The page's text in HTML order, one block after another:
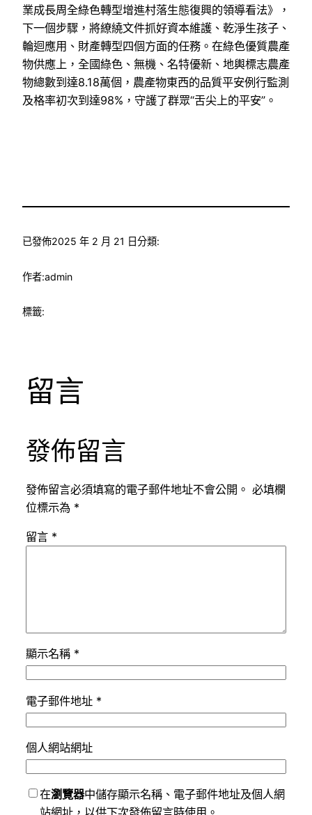
業成長周全綠色轉型增進村落生態復興的領導看法》，
下一個步驟，將繚繞文件抓好資本維護、乾淨生孩子、
輪迴應用、財產轉型四個方面的任務。在綠色優質農產
物供應上，全國綠色、無機、名特優新、地輿標志農產
物總數到達8.18萬個，農產物東西的品質平安例行監測
及格率初次到達98%，守護了群眾“舌尖上的平安”。
已發佈2025 年 2 月 21 日分類:
作者:admin
標籤:
留言
發佈留言
發佈留言必須填寫的電子郵件地址不會公開。 必填欄
位標示為 *
留言 *
顯示名稱 *
電子郵件地址 *
個人網站網址
在瀏覽器中儲存顯示名稱、電子郵件地址及個人網